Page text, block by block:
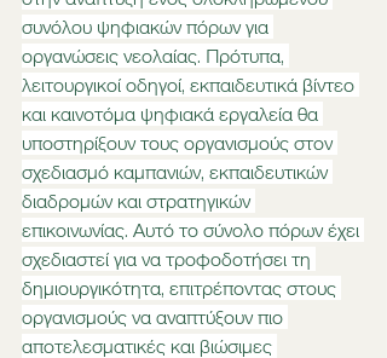
συνόλου ψηφιακών πόρων για
οργανώσεις νεολαίας. Πρότυπα,
λειτουργικοί οδηγοί, εκπαιδευτικά βίντεο
και καινοτόμα ψηφιακά εργαλεία θα
υποστηρίξουν τους οργανισμούς στον
σχεδιασμό καμπανιών, εκπαιδευτικών
διαδρομών και στρατηγικών
επικοινωνίας. Αυτό το σύνολο πόρων έχει
σχεδιαστεί για να τροφοδοτήσει τη
δημιουργικότητα, επιτρέποντας στους
οργανισμούς να αναπτύξουν πιο
αποτελεσματικές και βιώσιμες